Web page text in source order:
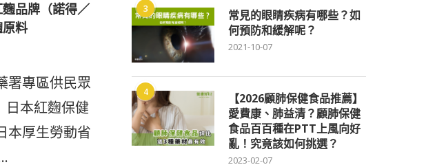
品牌（諾得／
料
署專區供民眾
日本紅麴保健
本厚生勞動省
3
常見的眼睛疾病有哪些？如
何預防和緩解呢？
2021-10-07
4
【2026顧肺保健食品推薦】
愛費康、肺益清？顧肺保健
食品百百種在PTT上風向好
亂！究竟該如何挑選？
2023-02-07